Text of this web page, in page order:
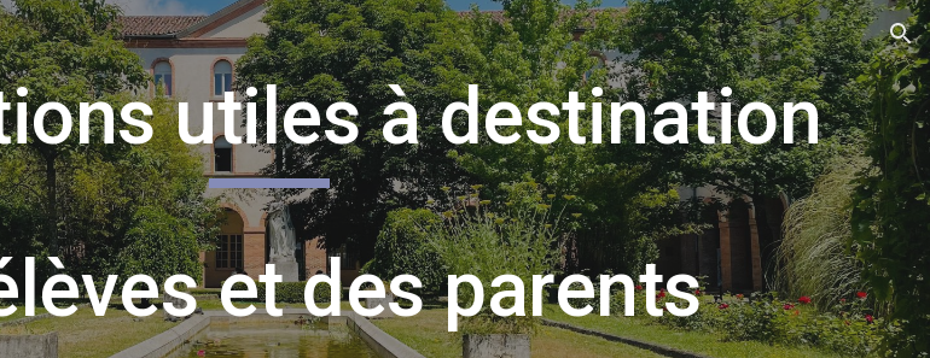
Skip to navigation
utiles à destination
et des parents